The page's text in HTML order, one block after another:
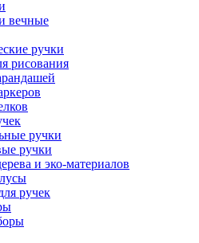
вечные
ручки
рисования
ручки
ручки
и эко-материалов
ручек